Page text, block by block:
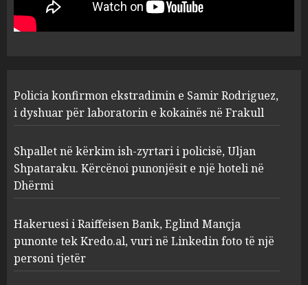
4
në Shqipëri Sokol Hoxha pas
30 viteve arrati. Pse Tirana po
i kërkon ndihmë Brukselit
5
pushimeve në Kosovë, humbin
jetën në aksident tre anëtarët
e familjes!
Policia konfirmon ekstradimin e Samir Rodriguez,
i dyshuar për laboratorin e kokainës në Frakull
Shpallet në kërkim ish-zyrtari i policisë, Uljan
Shpataraku. Kërcënoi punonjësit e një hoteli në
Dhërmi
Hakeruesi i Raiffeisen Bank, Eglind Mançja
punonte tek Kredo.al, vuri në Linkedin foto të një
personi tjetër